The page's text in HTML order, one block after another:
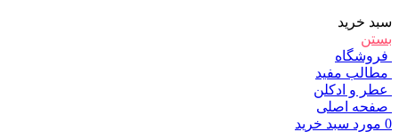
سبد خرید
بستن
فروشگاه
مطالب مفید
عطر و ادکلن
صفحه اصلی
0 مورد سبد خرید